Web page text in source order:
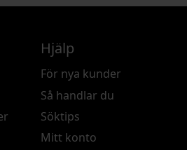
Hjälp
För nya kunder
Så handlar du
Söktips
Mitt konto